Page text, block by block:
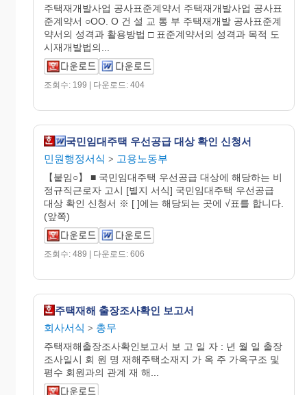
주택재개발사업 공사표준계약서 주택재개발사업 공사표
준계약서 ○OO. O 건 설 교 통 부 주택재개발 공사표준계
약서의 성격과 활용방법 □ 표준계약서의 성격과 목적 도
시재개발법의...
조회수: 199 | 다운로드: 404
국민임대주택 우선공급 대상 확인 신청서
민원행정서식 > 고용노동부
【붙임○】 ■ 국민임대주택 우선공급 대상에 해당하는 비
정규직근로자 고시 [별지 서식] 국민임대주택 우선공급
대상 확인 신청서 ※ [ ]에는 해당되는 곳에 √표를 합니다.
(앞쪽)
조회수: 489 | 다운로드: 606
주택재해 출장조사확인 보고서
회사서식 > 총무
주택재해출장조사확인보고서 보 고 일 자 : 년 월 일 출장
조사일시 회 원 명 재해주택소재지 가 옥 주 가옥구조 및
평수 회원과의 관계 재 해...